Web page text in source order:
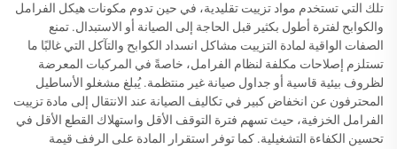
تلك التي تستخدم مواد تزييت تقليدية، في حين تدوم مكونات هيكل الفرامل
والكوابح لفترة أطول بكثير قبل الحاجة إلى الصيانة أو الاستبدال. تمنع
الصفات الواقية لمادة التزييت مشاكل انسداد الكوابح والتآكل التي غالبًا ما
تستلزم إصلاحات مكلفة لنظام الفرامل، خاصةً في المركبات المعرضة
لظروف بيئية قاسية أو جداول صيانة غير منتظمة. يُبلغ مشغلو الأساطيل
المحترفون عن انخفاض كبير في تكاليف الصيانة عند الانتقال إلى مادة تزييت
الفرامل الخزفية، حيث تسهم فترة التوقف الأقل واستهلاك القطع الأقل في
تحسين الكفاءة التشغيلية. كما توفر استقرار المادة على الرفف قيمة